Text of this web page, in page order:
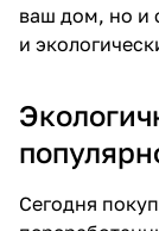
ваш дом, но и
и
Сегодня